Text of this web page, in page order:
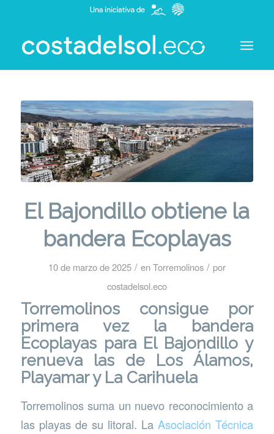
El Bajondillo obtiene la
bandera Ecoplayas
10 de marzo de 2025 / enTorremolinos / por
costadelsol.eco
Torremolinos consigue por
primera vez la bandera
Ecoplayas para El Bajondillo y
renueva las de Los Álamos,
Playamar y La Carihuela
Torremolinos suma un nuevo reconocimiento a
las playas de su litoral. LaAsociación Técnica